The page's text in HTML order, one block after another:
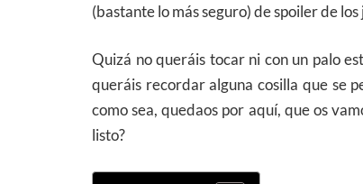
(bastante lo más seguro) de spoiler de
Quizá no queráis tocar ni con un palo
queráis recordar alguna cosilla que se
como sea, quedaos por aquí, que os
listo?